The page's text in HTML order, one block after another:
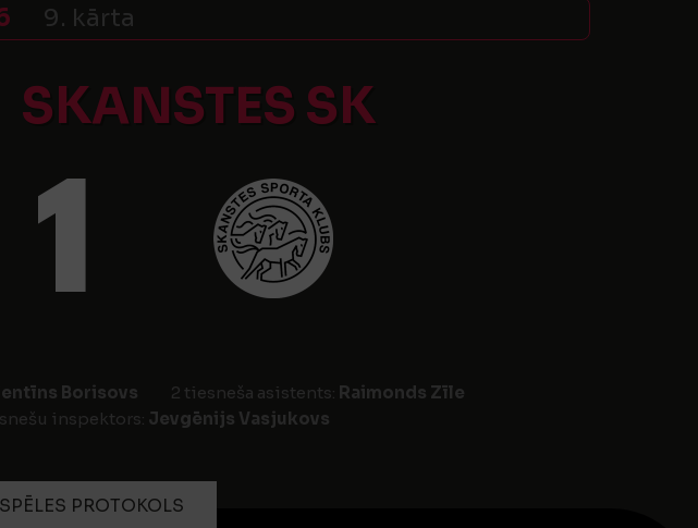
9. kārta
SKANSTES SK
1
Borisovs 2 tiesneša asistents: Raimonds Zīle
inspektors: Jevgēnijs Vasjukovs
SPĒLES PROTOKOLS